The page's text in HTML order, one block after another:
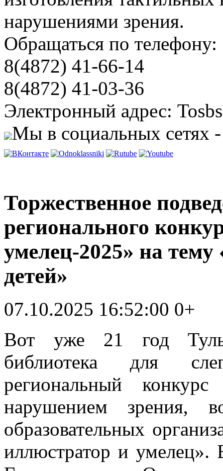
нарушениями зрения.
Обращаться по телефону:
8(4872) 41-66-14
8(4872) 41-03-36
Электронный адрес:
Мы в социальных сетях
Торжественное
регионального
умелец-2025» на
детей»
07.10.2025 16:52:00 0+
Вот уже 21 год
библиотека для
региональный
нарушением зрения,
образовательных
иллюстратор и умелец».